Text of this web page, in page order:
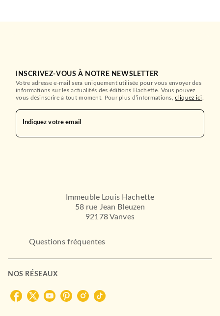
INSCRIVEZ-VOUS À NOTRE NEWSLETTER
Votre adresse e-mail sera uniquement utilisée pour vous envoyer des
informations sur les actualités des éditions Hachette. Vous pouvez
vous désinscrire à tout moment. Pour plus d’informations,cliquez ici
Indiquez votre email
Immeuble Louis Hachette
58 rue Jean Bleuzen
92178 Vanves
Questions fréquentes
NOS RÉSEAUX